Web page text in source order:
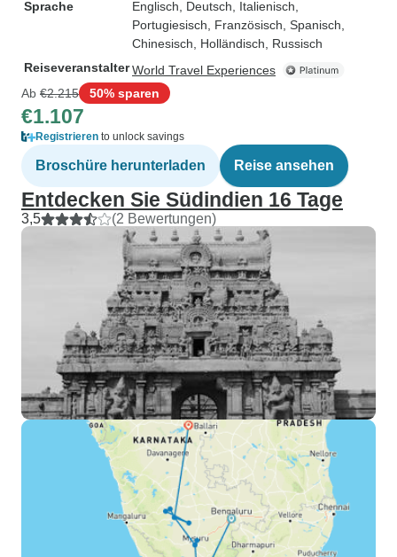
Sprache
Englisch, Deutsch, Italienisch,
Portugiesisch, Französisch, Spanisch,
Chinesisch, Holländisch, Russisch
ReiseveranstalterWorld Travel Experiences
Ab €2.215 50% sparen
€1.107
Registrieren to unlock savings
Broschüre herunterladen Reise ansehen
Entdecken Sie Südindien 16 Tage
3,5 (2 Bewertungen)